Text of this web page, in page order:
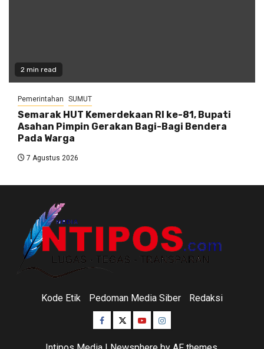
2 min read
Pemerintahan SUMUT
Semarak HUT Kemerdekaan RI ke-81, Bupati
Asahan Pimpin Gerakan Bagi-Bagi Bendera
Pada Warga
7 Agustus 2026
Kode Etik Pedoman Media Siber Redaksi
Facebook
TwitterYoutubeInstagram